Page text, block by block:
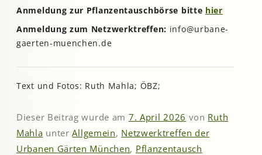
Anmeldung zur Pflanzentauschbörse bitte hier
Anmeldung zum Netzwerktreffen: info@urbane-
gaerten-muenchen.de
Text und Fotos: Ruth Mahla; ÖBZ;
Dieser Beitrag wurde am 7. April 2026 von Ruth
Mahla unterAllgemein, Netzwerktreffen der
Urbanen Gärten München, Pflanzentausch